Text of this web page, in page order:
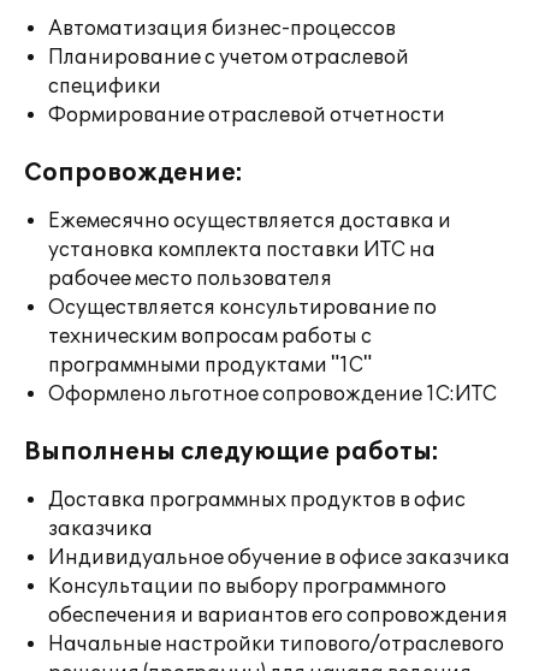
Автоматизация бизнес-процессов
Планирование с учетом отраслевой
специфики
Формирование отраслевой отчетности
Сопровождение:
Ежемесячно осуществляется доставка и
установка комплекта поставки ИТС на
рабочее место пользователя
Осуществляется консультирование по
техническим вопросам работы с
программными продуктами "1С"
Оформлено льготное сопровождение 1С:ИТС
Выполнены следующие работы:
Доставка программных продуктов в офис
заказчика
Индивидуальное обучение в офисе заказчика
Консультации по выбору программного
обеспечения и вариантов его сопровождения
Начальные настройки типового/отраслевого